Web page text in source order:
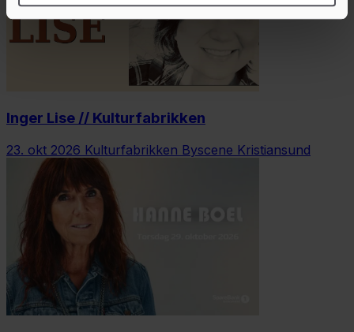
Inger Lise // Kulturfabrikken
23. okt 2026 Kulturfabrikken Byscene Kristiansund